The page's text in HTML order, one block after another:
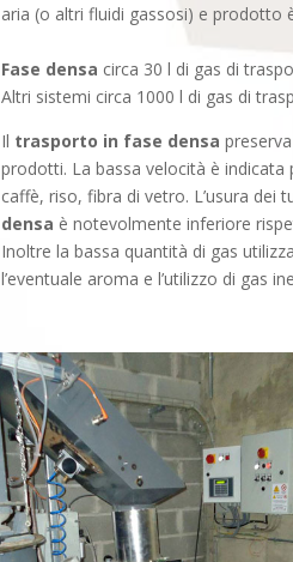
aria (o altri fluidi gassosi) e prodotto
Fase densa circa 30 l di gas di
Altri sistemi circa 1000 l di gas di
Il trasporto in fase densa
prodotti. La bassa velocità è
caffè, riso, fibra di vetro. L’usura dei
densa è notevolmente inferiore
Inoltre la bassa quantità di gas
l’eventuale aroma e l’utilizzo di gas